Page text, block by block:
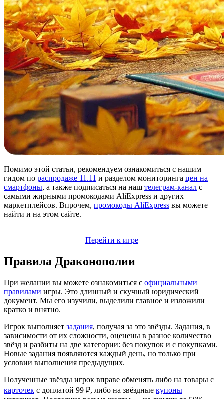
Помимо этой статьи, рекомендуем ознакомиться с нашим
гидом по распродаже 11.11 и разделом мониторинга цен на
смартфоны, а также подписаться на наш телеграм-канал с
самыми жирными промокодами AliExpress и других
маркетплейсов. Впрочем, промокоды AliExpress вы можете
найти и на этом сайте.
Перейти к игре
Правила Драконополии
При желании вы можете ознакомиться с официальными
правилами игры. Это длинный и скучный юридический
документ. Мы его изучили, выделили главное и изложили
кратко и внятно.
Игрок выполняет задания, получая за это звёзды. Задания, в
зависимости от их сложности, оценены в разное количество
звёзд и разбиты на две категории: без покупок и с покупками.
Новые задания появляются каждый день, но только при
условии выполнения предыдущих.
Полученные звёзды игрок вправе обменять либо на товары с
карточек с доплатой 99 ₽, либо на звёздные купоны